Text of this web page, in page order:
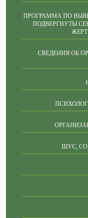
ПРОГРАММА ПО
ПОДВЕРГНУТЫ
СВЕДЕНИЯ ОБ
ШУС,